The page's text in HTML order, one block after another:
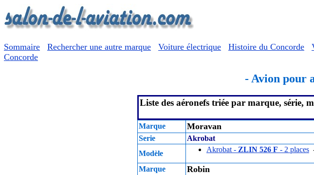
Sommaire Rechercher une autre marque Voiture électrique Histoire du Concorde
Concorde
- Avion pour
Liste des aéronefs triée par marque, série,
Marque Moravan
Serie
Akrobat
Modèle
Akrobat - ZLIN 526 F - 2 places
Marque Robin